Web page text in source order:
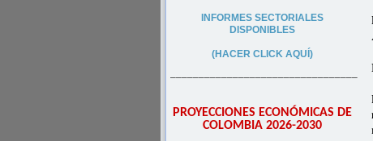
INFORMES SECTORIALES
DISPONIBLES
(HACER CLICK AQUÍ)
–––––––––––––––––––––––––––––––––
PROYECCIONES ECONÓMICAS DE
COLOMBIA 2026-2030